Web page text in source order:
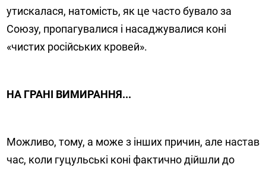
утискалася, натомість, як це часто бувало за
Союзу, пропагувалися і насаджувалися коні
«чистих російських кровей».
НА ГРАНІ ВИМИРАННЯ...
Можливо, тому, а може з інших причин, але настав
час, коли гуцульські коні фактично дійшли до